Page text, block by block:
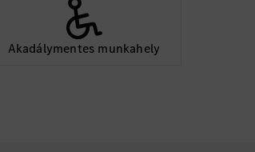
Akadálymentes munkahely